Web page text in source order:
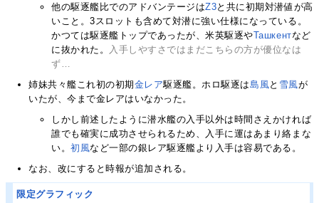
他の駆逐艦比でのアドバンテージはZ3と共に初期対潜値が高
いこと。3スロットも含めて対潜に強い仕様になっている。
かつては駆逐艦トップであったが、米英駆逐やТашкентなど
に抜かれた。
入手しやすさではまだこちらの方が優位なは
ず…
姉妹共々艦これ初の初期金レア駆逐艦。ホロ駆逐は島風と 雪風が
いたが、今まで金レアはいなかった。
しかし前述したように潜水艦の入手以外は時間さえかければ
誰でも確実に成功させられるため、入手に運はあまり絡まな
い。初風など一部の銀レア駆逐艦より入手は容易である。
なお、改にすると時報が追加される。
限定グラフィック